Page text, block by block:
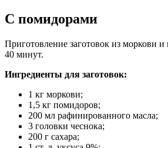
С помидорами
Приготовление заготовок из моркови
40 минут.
Ингредиенты для заготовок:
1 кг моркови;
1,5 кг помидоров;
200 мл рафинированного масла;
3 головки чеснока;
200 г сахара;